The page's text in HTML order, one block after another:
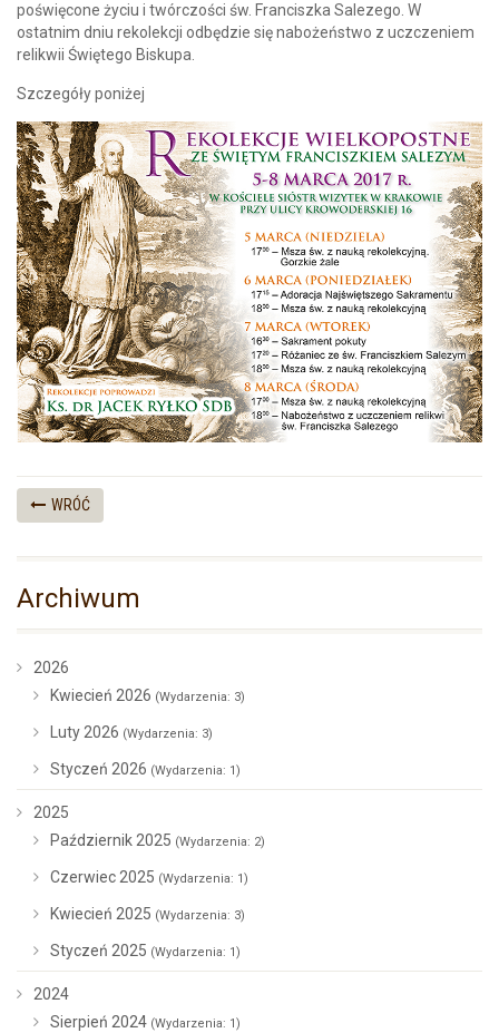
poświęcone życiu i twórczości św. Franciszka Salezego. W
ostatnim dniu rekolekcji odbędzie się nabożeństwo z uczczeniem
relikwii Świętego Biskupa.
Szczegóły poniżej
WRÓĆ
Archiwum
2026
Kwiecień 2026 (Wydarzenia: 3)
Luty 2026 (Wydarzenia: 3)
Styczeń 2026 (Wydarzenia: 1)
2025
Październik 2025 (Wydarzenia: 2)
Czerwiec 2025 (Wydarzenia: 1)
Kwiecień 2025 (Wydarzenia: 3)
Styczeń 2025 (Wydarzenia: 1)
2024
Sierpień 2024 (Wydarzenia: 1)